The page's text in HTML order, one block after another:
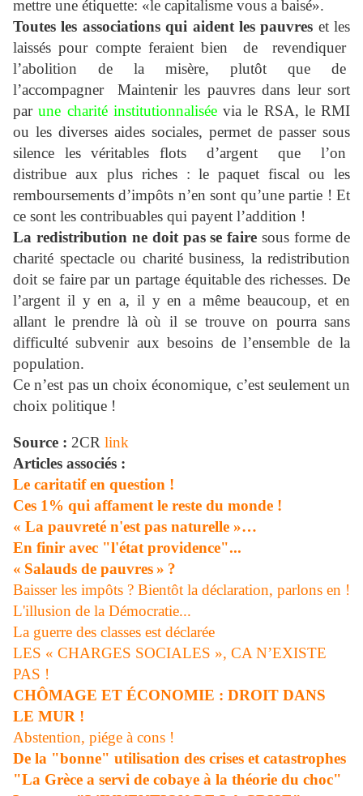
mettre une étiquette: «le capitalisme vous a baisé».
Toutes les associations qui aident les pauvres et les
laissés pour compte feraient bien de revendiquer
l’abolition de la misère, plutôt que de
l’accompagner Maintenir les pauvres dans leur sort
parune charité institutionnaliséevia le RSA, le RMI
ou les diverses aides sociales, permet de passer sous
silence les véritables flots d’argent que l’on
distribue aux plus riches : le paquet fiscal ou les
remboursements d’impôts n’en sont qu’une partie ! Et
ce sont les contribuables qui payent l’addition !
La redistribution ne doit pas se faire sous forme de
charité spectacle ou charité business, la redistribution
doit se faire par un partage équitable des richesses. De
l’argent il y en a, il y en a même beaucoup, et en
allant le prendre là où il se trouve on pourra sans
difficulté subvenir aux besoins de l’ensemble de la
population.
Ce n’est pas un choix économique, c’est seulement un
choix politique !
Source : 2CR link
Articles associés :
Le caritatif en question !
Ces 1% qui affament le reste du monde !
« La pauvreté n'est pas naturelle »…
En finir avec "l'état providence"...
« Salauds de pauvres » ?
Baisser les impôts ? Bientôt la déclaration, parlons en !
L'illusion de la Démocratie...
La guerre des classes est déclarée
LES « CHARGES SOCIALES », CA N’EXISTE
PAS !
CHÔMAGE ET ÉCONOMIE : DROIT DANS
LE MUR !
Abstention, piége à cons !
De la "bonne" utilisation des crises et catastrophes
"La Grèce a servi de cobaye à la théorie du choc"